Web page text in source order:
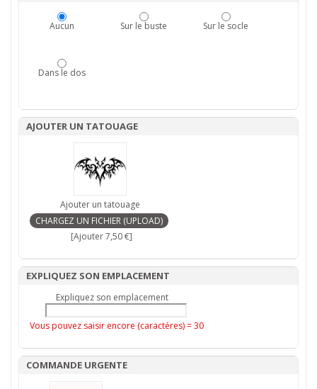
Aucun Sur le buste Sur le socle
Dans le dos
AJOUTER UN TATOUAGE
Ajouter un tatouage
[Ajouter 7,50 €]
EXPLIQUEZ SON EMPLACEMENT
Expliquez son emplacement
Vous pouvez saisir encore (caractéres) =30
COMMANDE URGENTE